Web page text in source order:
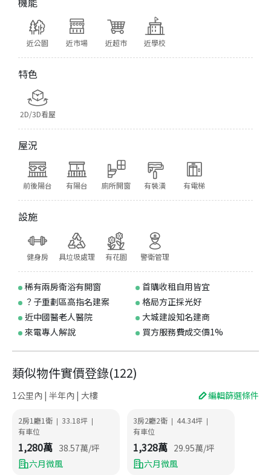
近公園 近市場 近超市 近學校
特色
2D/3D看屋
屋況
前後陽台 有陽台 廁所開窗 有裝潢 有電梯
設施
健身房 具垃圾處理 有花園 警衛管理
稀有兩房衛浴有開窗
首購收租自用皆宜
？子重劃區高指名建案
格局方正採光好
近中國醫老人醫院
大城建設知名建商
來電專人解說
買方服務費成交價1%
類似物件實價登錄(122)
1公里內 | 半年內 | 大樓 編輯篩選條件
2房1廳1衛 | 33.18坪 |
有車位
1,280萬 38.57萬/坪
六月微風
3房2廳2衛 | 44.34坪 |
有車位
1,328萬 29.95萬/坪
六月微風